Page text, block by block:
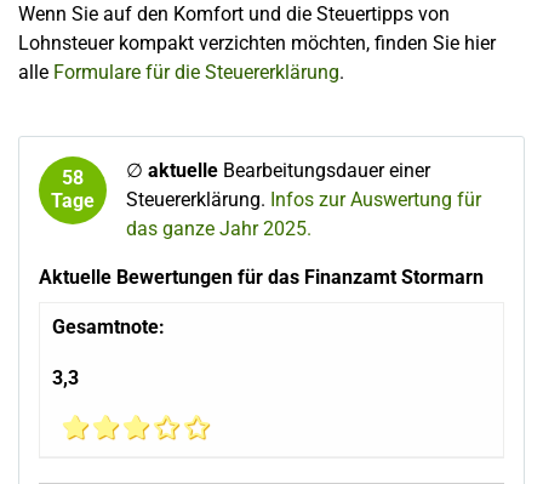
Wenn Sie auf den Komfort und die Steuertipps von
Lohnsteuer kompakt verzichten möchten, finden Sie hier
alle Formulare für die Steuererklärung.
58
Tage
∅ aktuelle Bearbeitungsdauer einer
Steuererklärung. Infos zur Auswertung für
das ganze Jahr 2025.
Aktuelle Bewertungen für das Finanzamt Stormarn
Gesamtnote:
3,3